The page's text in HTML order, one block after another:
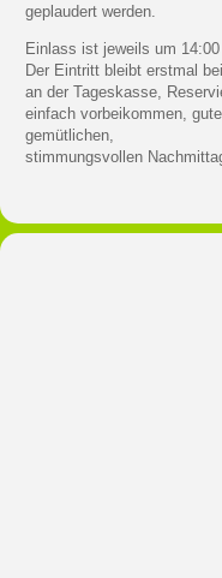
geplaudert werden.
Einlass ist jeweils um
Der Eintritt bleibt erstmal
an der Tageskasse,
einfach vorbeikommen,
gemütlichen,
stimmungsvollen